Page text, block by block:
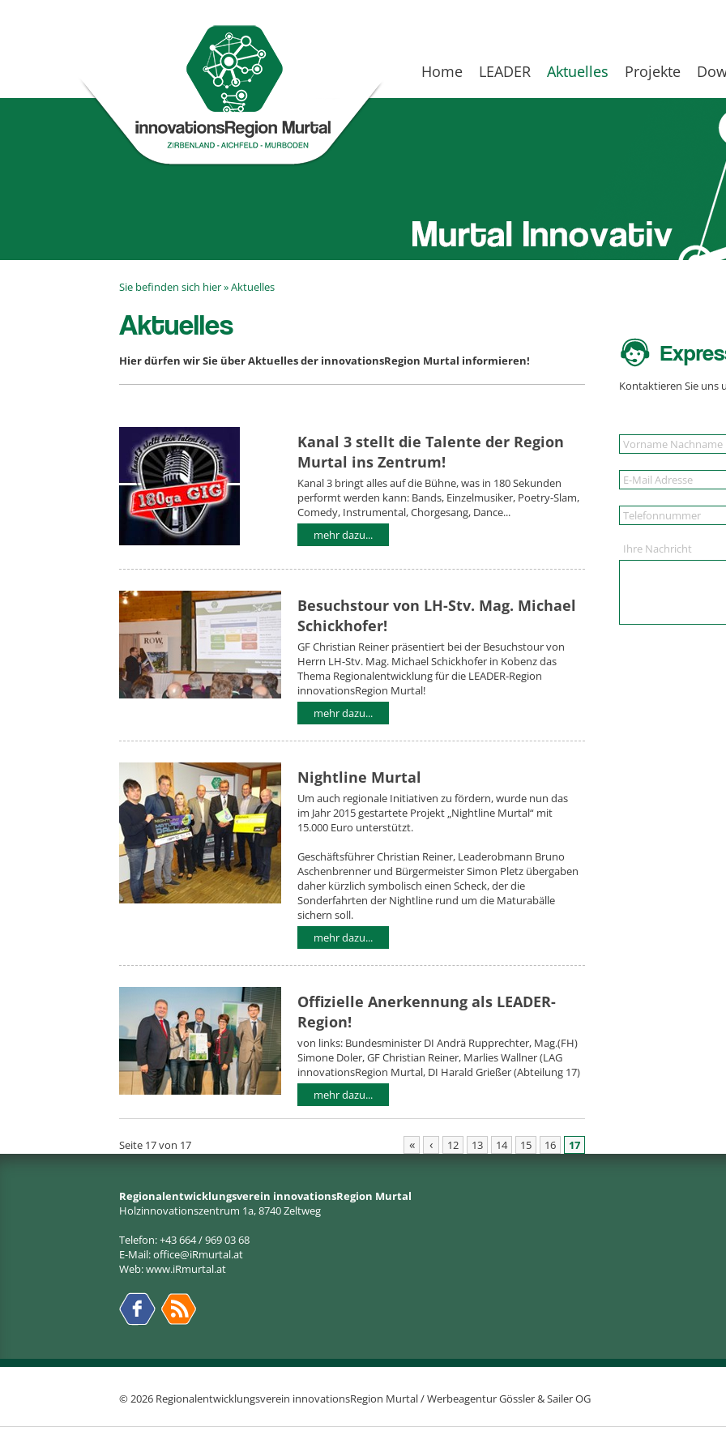
Home LEADER Aktuelles Projekte
Sie befinden sich hier »Aktuelles
Aktuelles
Hier dürfen wir Sie über Aktuelles der innovationsRegion Murtal informieren!
Kanal 3 stellt die Talente der Region
Murtal ins Zentrum!
Kanal 3 bringt alles auf die Bühne, was in 180 Sekunden
performt werden kann: Bands, Einzelmusiker, Poetry-Slam,
Comedy, Instrumental, Chorgesang, Dance...
mehr dazu...
Besuchstour von LH-Stv. Mag. Michael
Schickhofer!
GF Christian Reiner präsentiert bei der Besuchstour von
Herrn LH-Stv. Mag. Michael Schickhofer in Kobenz das
Thema Regionalentwicklung für die LEADER-Region
innovationsRegion Murtal!
mehr dazu...
Nightline Murtal
Um auch regionale Initiativen zu fördern, wurde nun das
im Jahr 2015 gestartete Projekt „Nightline Murtal“ mit
15.000 Euro unterstützt.
Geschäftsführer Christian Reiner, Leaderobmann Bruno
Aschenbrenner und Bürgermeister Simon Pletz übergaben
daher kürzlich symbolisch einen Scheck, der die
Sonderfahrten der Nightline rund um die Maturabälle
sichern soll.
mehr dazu...
Offizielle Anerkennung als LEADER-
Region!
von links: Bundesminister DI Andrä Rupprechter, Mag.(FH)
Simone Doler, GF Christian Reiner, Marlies Wallner (LAG
innovationsRegion Murtal, DI Harald Grießer (Abteilung 17)
mehr dazu...
Seite 17 von 17 « ‹ 12 13 14 15 16 17
Kontaktieren Sie uns
Ihre Nachricht
Regionalentwicklungsverein innovationsRegion Murtal
Holzinnovationszentrum 1a, 8740 Zeltweg
Telefon: +43 664 / 969 03 68
E-Mail:office@iRmurtal.at
Web:www.iRmurtal.at
© 2026 Regionalentwicklungsverein innovationsRegion Murtal /Werbeagentur Gössler & Sailer OG